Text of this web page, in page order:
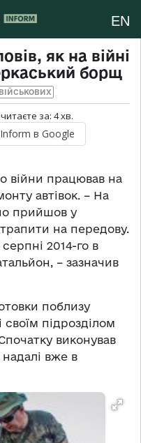
EN
як на війні
борщ
ВІЙСЬКОВИХ
за: 4хв.
в Google
війни працював на
автівок. – На
прийшов у
на передову.
2014-го в
– зазначив
поблизу
підрозділом
виконував
надалі вже в